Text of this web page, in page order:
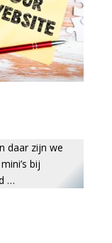
daar zijn we
bij
…